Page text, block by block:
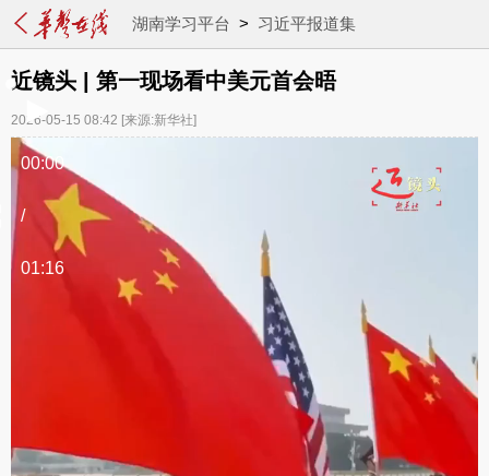
湖南学习平台 > 习近平报道集
近镜头 | 第一现场看中美元首会晤
2026-05-15 08:42 [来源:新华社]
00:00
/
01:16